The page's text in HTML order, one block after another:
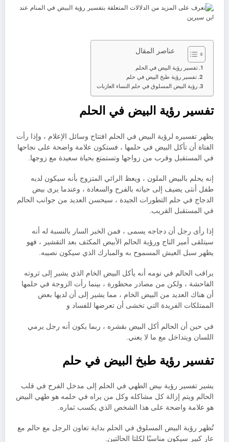
عناصر المقال
تفسير رؤية البيض في الحلم
تفسير رؤية طبخ البيض في حلم
رؤية البيض المسلوق في حلم النساء العازبات
تفسير رؤية البيض في الحلم
يظهر تفسيره لرؤية البيض في الحلم افتتاح وسائل الإعلام ، وإذا رأت
الفتاة أن تأكل البيض في حلمها ، فستكون علامة واضحة على نجاحها
في المستقبل وقرب من زواجها وتستمتع بحياة سعيدة مع زوجها.
إنه يحلم بالبيض الملون ، ويعظ الرائي المتزوج بأنه سيكون لديه
طفل أنثى يضيف إلى حياته بالفرح والسعادة ، وعندما يرى بيض
الدجاج في حلم التطورات الجيدة ، سيحسن العديد من جوانب الحالم
في المستقبل القريب.
إذا رأى رجل أن دجاجه يسمى ، فمن الخبر السار بالنسبة له أنه
سيتلقى أمير التاج ورؤية الحالم الأبيض المكثف بعد التقشير ، فهو
يظهر سبل العيش المسموح به والمبارك الذي سيكون نصيبه.
يراقب الحالم في نومه أنه يأكل البيض الخام الذي يشير إلى ثروته
الفاحشة ، ولكن من مصادر محظورة ، بينما رأت الزوجة في حلمها
أن هناك العديد من البيض الخام ، مما يشير إلى أن لديها بعض
الممتلكات الفريدة التي تخشى أن تعرضها للفساد و
في حين أن الحالم أكل البيض بقشره ، ربما يكون أنه رجل يرمي
اللسان ويتداخل مع ما لا يعني.
تفسير رؤية طبخ البيض في حلم
يشير تفسير رؤية بيض الطهي في الحلم إلى مدخل الفرح في قلب
الحالم ويتم إزالة كل مشاكله وكل من يراه في حلمه هو طهي البيض
هو علامة واضحة على هذا الشخص الذي يكسب ثماره.
تُظهر رؤية البيض المسلوق في الحلم بداية تعاون الرجل مع حالم مع
عار كبير سيكون مناسبًا لكلتا الحالتين.